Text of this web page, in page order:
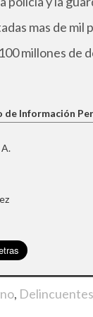
mas de mil
millones de
de Información
, Delincuentes